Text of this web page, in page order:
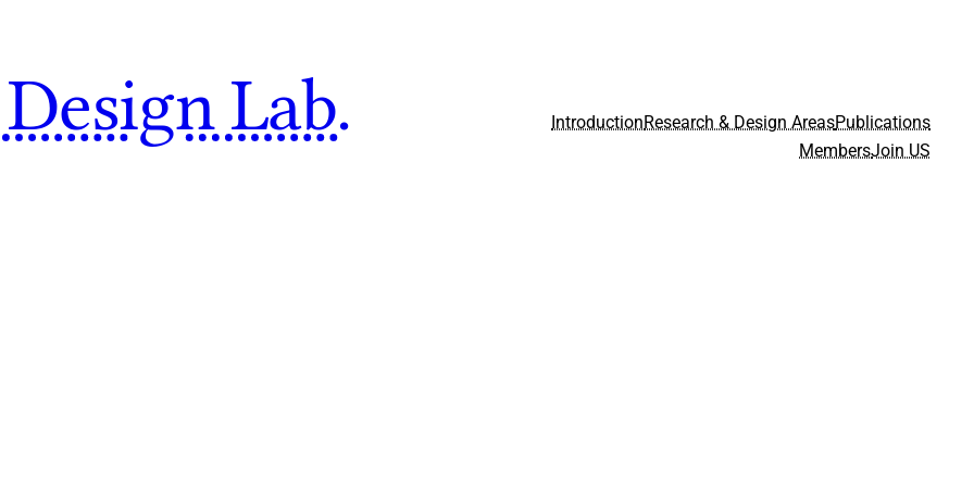
Lab.
IntroductionResearch & Design AreasPublications
MembersJoin US